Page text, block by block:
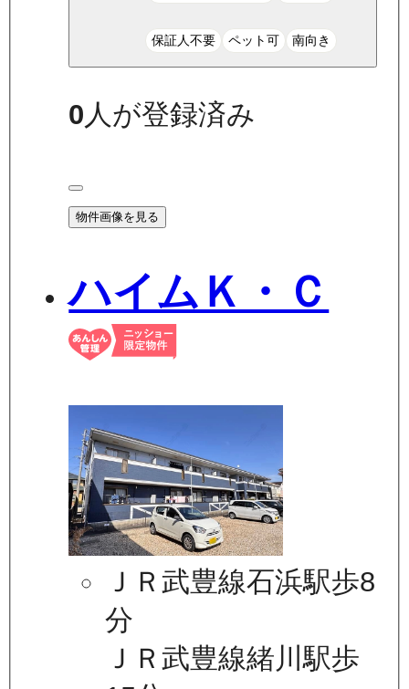
保証人不要 ペット可 南向き
0人が登録済み
物件画像を見る
ハイムＫ・Ｃ
ＪＲ武豊線石浜駅歩8
分
ＪＲ武豊線緒川駅歩